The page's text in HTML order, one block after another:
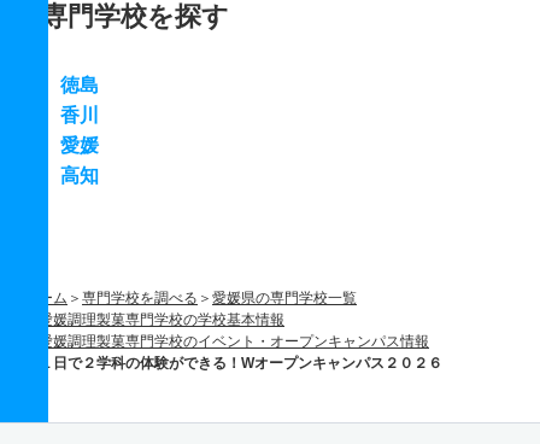
専門学校を探す
徳島
香川
愛媛
高知
ホーム 専門学校を調べる
愛媛県の専門学校一覧
愛媛調理製菓専門学校の学校基本情報
愛媛調理製菓専門学校のイベント・オープンキャンパス情報
１日で２学科の体験ができる！Wオープンキャンパス２０２６